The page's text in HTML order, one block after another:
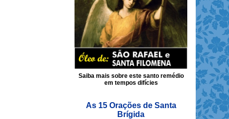
Saiba mais sobre este santo remédio
em tempos difícies
As 15 Orações de Santa
Brígida